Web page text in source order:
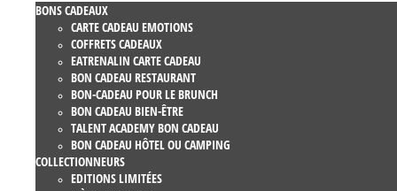
BONS CADEAUX
CARTE CADEAU EMOTIONS
COFFRETS CADEAUX
EATRENALIN CARTE CADEAU
BON CADEAU RESTAURANT
BON-CADEAU POUR LE BRUNCH
BON CADEAU BIEN-ÊTRE
TALENT ACADEMY BON CADEAU
BON CADEAU HÔTEL OU CAMPING
COLLECTIONNEURS
EDITIONS LIMITÉES